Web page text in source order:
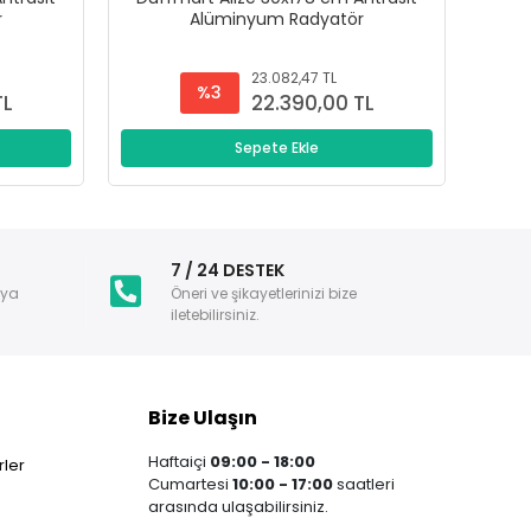
Alüminyum Radyatör
%3
23.082,47 TL
22.390,00 TL
Sepete Ekle
7 / 24 DESTEK
Öneri ve şikayetlerinizi bize
iletebilirsiniz.
Bize Ulaşın
Haftaiçi 09:00 - 18:00
Cumartesi 10:00 - 17:00saatleri
arasında ulaşabilirsiniz.